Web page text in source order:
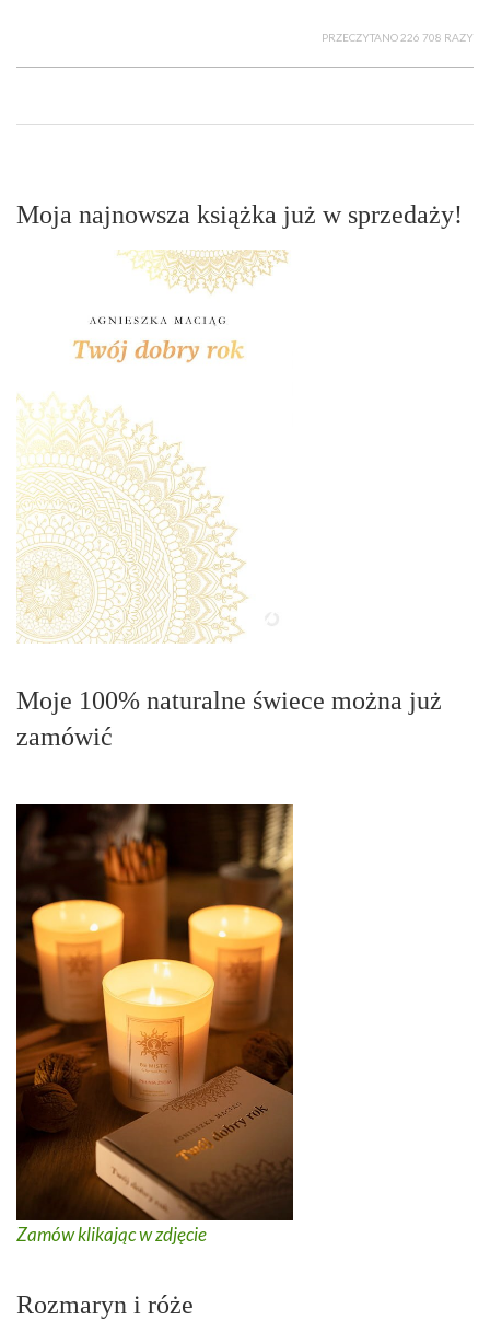
PRZECZYTANO 226 708 RAZY
Moja najnowsza książka już w sprzedaży!
Moje 100% naturalne świece można już
zamówić
Zamów klikając w zdjęcie
Rozmaryn i róże